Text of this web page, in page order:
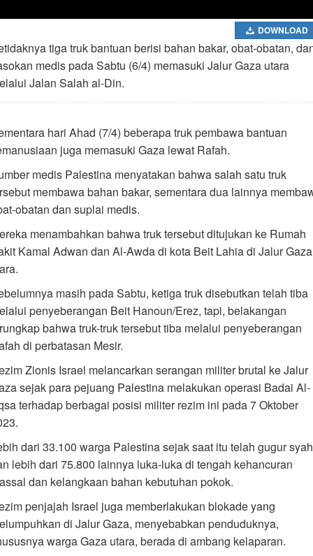
DOWNLOAD
tiga truk bantuan berisi bahan bakar, obat-obatan,
medis pada Sabtu (6/4) memasuki Jalur Gaza utara
Jalan Salah al-Din.
hari Ahad (7/4) beberapa truk pembawa bantuan
juga memasuki Gaza lewat Rafah.
medis Palestina menyatakan bahwa salah satu truk
membawa bahan bakar, sementara dua lainnya
obatan dan suplai medis.
menambahkan bahwa truk tersebut ditujukan ke Rumah
Kamal Adwan dan Al-Awda di kota Beit Lahia di Jalur Gaza
masih pada Sabtu, ketiga truk disebutkan telah tiba
penyeberangan Beit Hanoun/Erez, tapi, belakangan
bahwa truk-truk tersebut tiba melalui penyeberangan
di perbatasan Mesir.
Zionis Israel melancarkan serangan militer brutal ke Jalur
sejak para pejuang Palestina melakukan operasi Badai Al-
terhadap berbagai posisi militer rezim ini pada 7 Oktober
dari 33.100 warga Palestina sejak saat itu telah gugur
lebih dari 75.800 lainnya luka-luka di tengah kehancuran
dan kelangkaan bahan kebutuhan pokok.
penjajah Israel juga memberlakukan blokade yang
di Jalur Gaza, menyebabkan penduduknya,
warga Gaza utara, berada di ambang kelaparan.